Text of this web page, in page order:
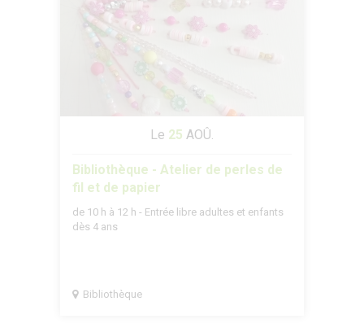
Le 25 AOÛ.
Bibliothèque - Atelier de perles de
fil et de papier
de 10 h à 12 h - Entrée libre adultes et enfants
dès 4 ans
Bibliothèque